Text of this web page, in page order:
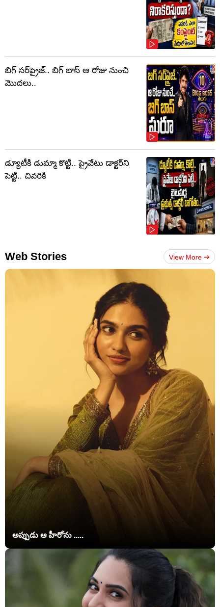
బిగ్ సర్‌ప్రైజ్‌.. బిగ్ బాస్‌ ఆ రోజు నుంచి
మొదలు..
డ్యూటీకి డుమ్మా కొట్టి.. ప్రైవేటు డాక్టర్‌ని
పెట్టి.. చివరికి
Web Stories View More
అప్పుడు ఆ హీరోను .....